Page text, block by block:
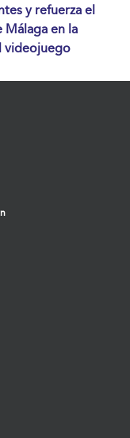
y refuerza el
Málaga en la
videojuego